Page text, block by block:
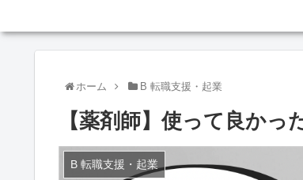
ホーム B 転職支援・起業
【薬剤師】使って良か
B 転職支援・起業